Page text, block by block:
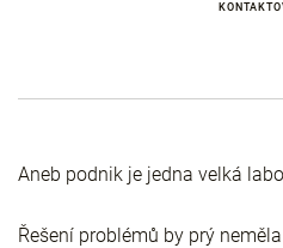
Aneb podnik je jedna velká
Řešení problémů by prý